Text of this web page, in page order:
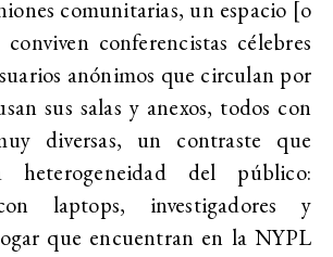
comunitarias, un espacio [o
conferencistas célebres
anónimos que circulan por
sus salas y anexos, todos con
diversas, un contraste que
del público:
laptops, investigadores y
que encuentran en la NYPL